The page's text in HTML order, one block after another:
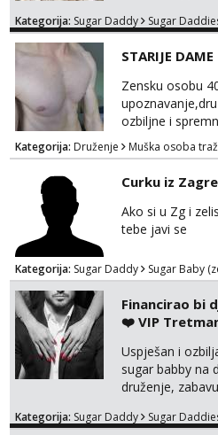
Kategorija: Sugar Daddy Sugar
STARIJE DAME
Zensku osobu
ozbiljne i
vrijeme!
Kategorija: Druženje Muška osoba
Curku iz
Ako si u Zg i
tebe javi se
Kategorija: Sugar Daddy Sugar Baby
Financirao bi
❤️ VIP
Uspješan i
sugar babby na
druženje,
otvorena,
Kategorija: Sugar Daddy Sugar